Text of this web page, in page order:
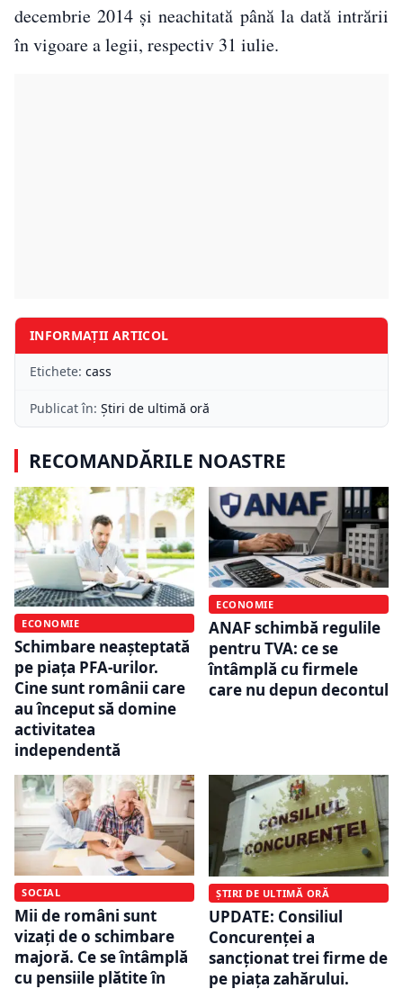
decembrie 2014 şi neachitată până la dată intrării
în vigoare a legii, respectiv 31 iulie.
INFORMAȚII ARTICOL
Etichete: cass
Publicat în: Știri de ultimă oră
RECOMANDĂRILE NOASTRE
ECONOMIE
Schimbare neașteptată
pe piața PFA-urilor.
Cine sunt românii care
au început să domine
activitatea
independentă
ECONOMIE
ANAF schimbă regulile
pentru TVA: ce se
întâmplă cu firmele
care nu depun decontul
SOCIAL
Mii de români sunt
vizați de o schimbare
majoră. Ce se întâmplă
cu pensiile plătite în
ȘTIRI DE ULTIMĂ ORĂ
UPDATE: Consiliul
Concurenței a
sancționat trei firme de
pe piața zahărului.